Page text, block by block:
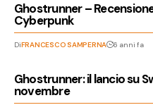
Ghostrunner –
Cyberpunk
DiFRANCESCO SAMPERNA 6 anni fa
Ghostrunner: il lancio su
novembre